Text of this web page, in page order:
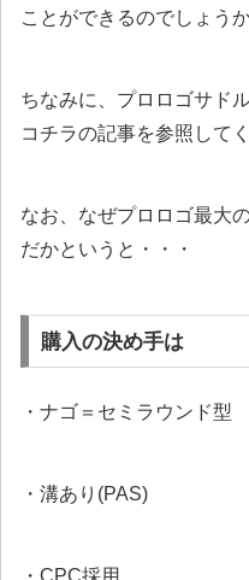
ことができるのでしょう
ちなみに、プロロゴサド
コチラの記事を参照して
なお、なぜプロロゴ最大
だかというと・・・
購入の決め手は
・ナゴ＝セミラウンド型
・溝あり(PAS)
・CPC採用